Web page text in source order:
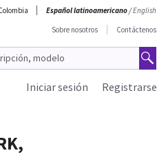
Español latinoamericano/English
Sobre nosotros
Contáctenos
Registrarse
Iniciar sesión